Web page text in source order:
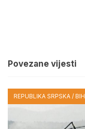
Povezane vijesti
REPUBLIKA SRPSKA / BIH